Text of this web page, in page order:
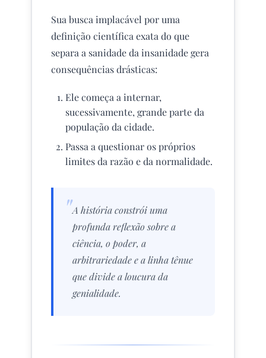
Sua busca implacável por uma
definição científica exata do que
separa a sanidade da insanidade gera
consequências drásticas:
Ele começa a internar,
sucessivamente, grande parte da
população da cidade.
Passa a questionar os próprios
limites da razão e da normalidade.
A história constrói uma
profunda reflexão sobre a
ciência, o poder, a
arbitrariedade e a linha tênue
que divide a loucura da
genialidade.